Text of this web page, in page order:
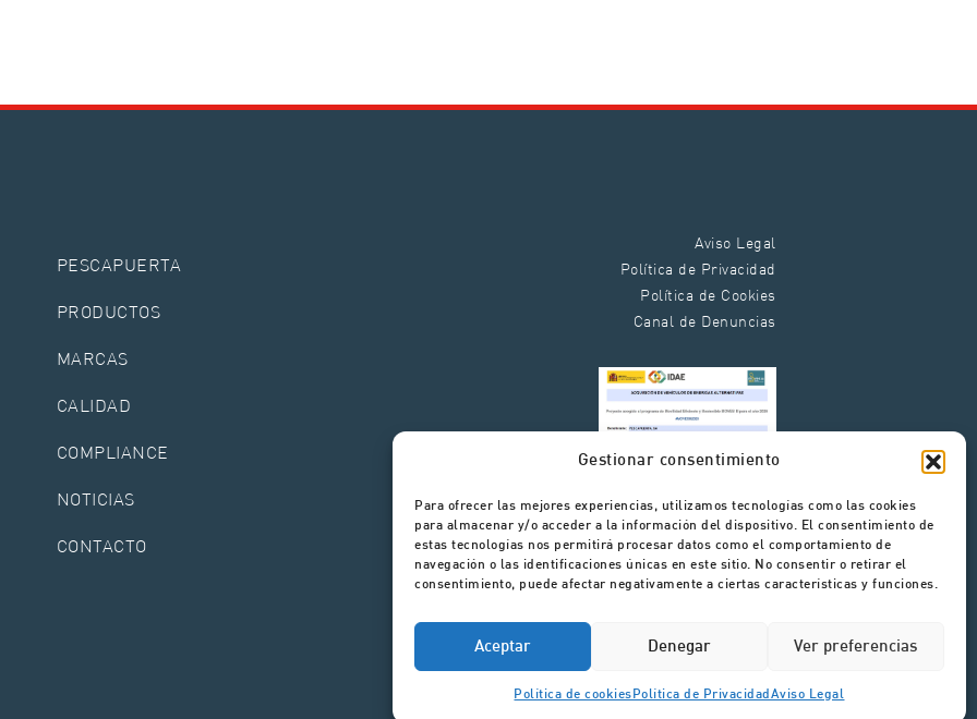
Gestionar consentimiento
Para ofrecer las mejores experiencias, utilizamos tecnologías como las cookies
para almacenar y/o acceder a la información del dispositivo. El consentimiento de
estas tecnologías nos permitirá procesar datos como el comportamiento de
navegación o las identificaciones únicas en este sitio. No consentir o retirar el
consentimiento, puede afectar negativamente a ciertas características y funciones.
Aceptar Denegar Ver preferencias
Política de cookies Política de Privacidad Aviso Legal
PESCAPUERTA
PRODUCTOS
MARCAS
CALIDAD
COMPLIANCE
NOTICIAS
CONTACTO
Aviso Legal
Política de Privacidad
Política de Cookies
Canal de Denuncias